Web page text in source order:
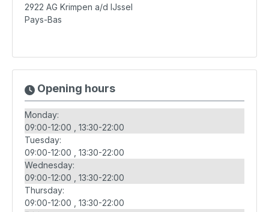
2922 AG Krimpen a/d IJssel
Pays-Bas
Opening hours
Monday:
09:00-12:00
13:30-22:00
Tuesday:
09:00-12:00
13:30-22:00
Wednesday:
09:00-12:00
13:30-22:00
Thursday:
09:00-12:00
13:30-22:00